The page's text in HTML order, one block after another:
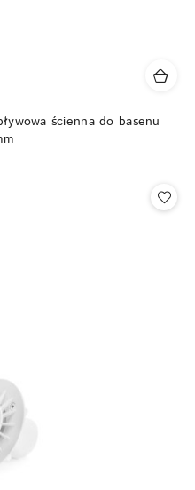
ścienna do basenu